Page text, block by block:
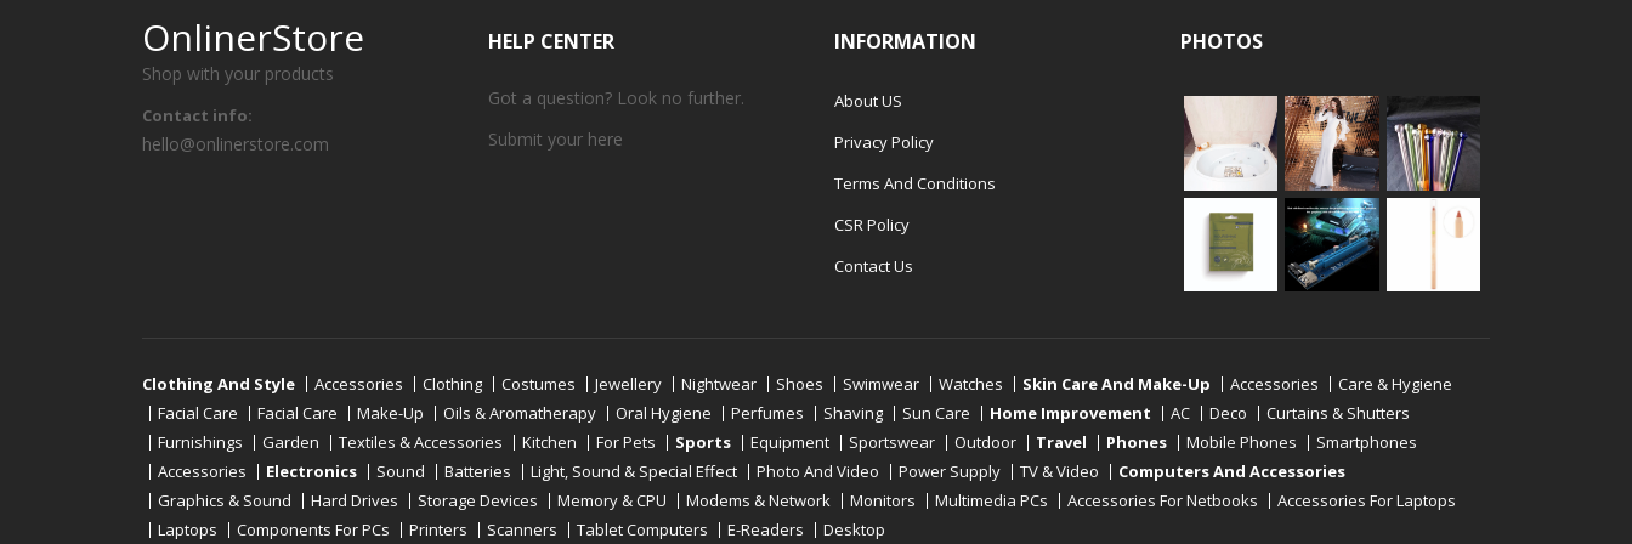
OnlinerStore
Shop with your products
Contact info:
hello@onlinerstore.com
HELP CENTER
Got a question? Look no further.
Submit your here
INFORMATION
About US
Privacy Policy
Terms And Conditions
CSR Policy
Contact Us
PHOTOS
Clothing And Style Accessories Clothing Costumes Jewellery Nightwear Shoes Swimwear Watches Skin Care And Make-Up Accessories
Care & Hygiene
Facial Care
Facial Care Make-Up Oils & Aromatherapy Oral Hygiene Perfumes Shaving Sun Care Home Improvement AC Deco
Curtains & Shutters
Furnishings
Garden Textiles & Accessories Kitchen For Pets Sports Equipment Sportswear Outdoor Travel Phones Mobile Phones
Smartphones
Accessories
Electronics Sound Batteries Light, Sound & Special Effect Photo And Video Power Supply TV & Video
Computers And Accessories
Graphics & Sound
Hard Drives Storage Devices Memory & CPU Modems & Network Monitors Multimedia PCs Accessories For Netbooks
Accessories For Laptops
Laptops
Components For PCs Printers Scanners Tablet Computers E-Readers Desktop